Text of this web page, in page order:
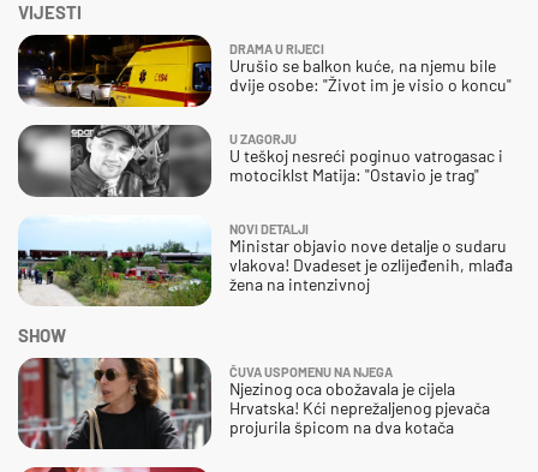
VIJESTI
DRAMA U RIJECI
Urušio se balkon kuće, na njemu bile
dvije osobe: "Život im je visio o koncu"
U ZAGORJU
U teškoj nesreći poginuo vatrogasac i
motociklst Matija: "Ostavio je trag"
NOVI DETALJI
Ministar objavio nove detalje o sudaru
vlakova! Dvadeset je ozlijeđenih, mlađa
žena na intenzivnoj
SHOW
ČUVA USPOMENU NA NJEGA
Njezinog oca obožavala je cijela
Hrvatska! Kći neprežaljenog pjevača
projurila špicom na dva kotača